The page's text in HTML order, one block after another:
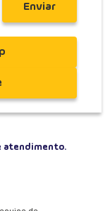
atendimento.
Enviar